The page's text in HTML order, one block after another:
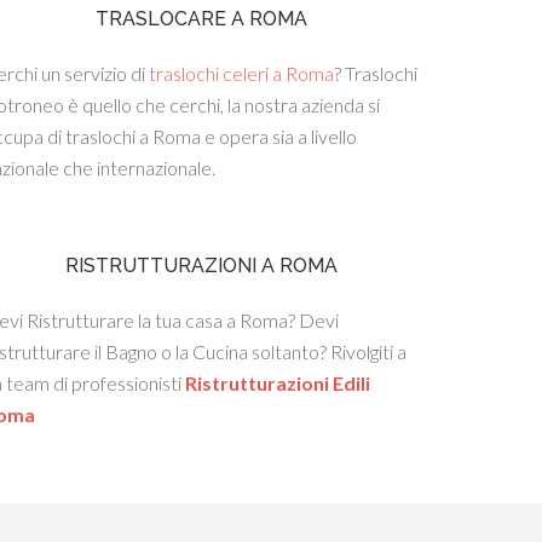
TRASLOCARE A ROMA
un servizio di traslochi celeri a Roma? Traslochi
è quello che cerchi, la nostra azienda si
di traslochi a Roma e opera sia a livello
che internazionale.
RISTRUTTURAZIONI A ROMA
Ristrutturare la tua casa a Roma? Devi
il Bagno o la Cucina soltanto? Rivolgiti a
team di professionisti Ristrutturazioni Edili